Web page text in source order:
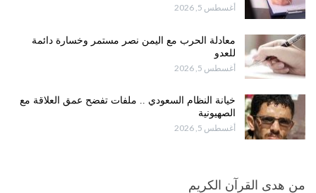
أغسطس 5, 2026
معادلة الحرب مع اليمن نصر مستمر وخسارة دائمة
للعدو
أغسطس 5, 2026
خيانة النظام السعودي .. ملفات تفضح عمق العلاقة مع
الصهيونية
أغسطس 5, 2026
من هدى القرآن الكريم